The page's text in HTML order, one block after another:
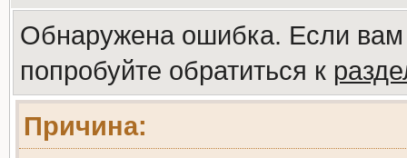
Обнаружена ошибка. Если
попробуйте обратиться к
Причина: